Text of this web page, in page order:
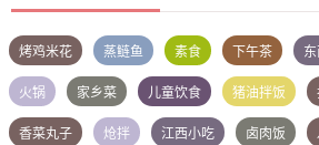
烤鸡米花 蒸鲢鱼 素食 下午茶
火锅 家乡菜 儿童饮食 猪油拌饭
香菜丸子 炝拌 江西小吃 卤肉饭